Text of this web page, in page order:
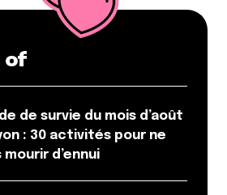
of
de survie du mois d’août
: 30 activités pour ne
mourir d’ennui